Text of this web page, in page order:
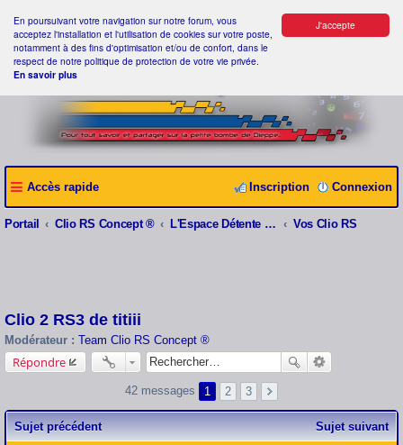
J'accepte
En poursuivant votre navigation sur notre forum, vous
acceptez l'installation et l'utilisation de cookies sur votre poste,
notamment à des fins d'optimisation et/ou de confort, dans le
respect de notre politique de protection de votre vie privée.
En savoir plus
Accès rapide Connexion
Inscription
Portail Clio RS Concept ® L'Espace Détente Clio RS Concept ® Vos Clio RS
Clio 2 RS3 de titiii
Modérateur : Team Clio RS Concept ®
Répondre
42 messages 1 2 3
Sujet précédent Sujet suivant